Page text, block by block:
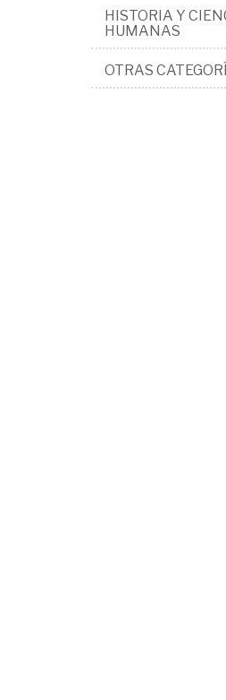
HISTORIA Y
HUMANAS
OTRAS